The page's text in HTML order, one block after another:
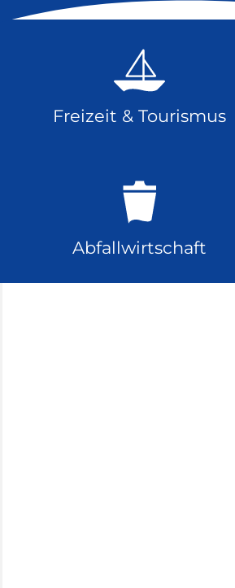
Freizeit & Tourismus
Abfallwirtschaft